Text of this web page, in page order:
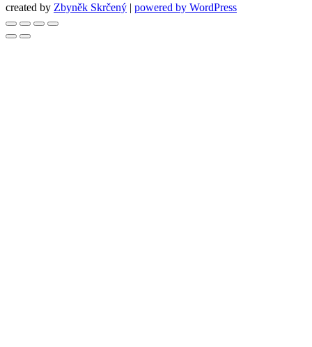
created by Zbyněk Skrčený | powered by WordPress